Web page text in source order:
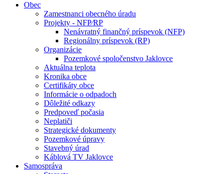
Obec
Zamestnanci obecného úradu
Projekty - NFP⁄RP
Nenávratný finančný príspevok (NFP)
Regionálny príspevok (RP)
Organizácie
Pozemkové spoločenstvo Jaklovce
Aktuálna teplota
Kronika obce
Certifikáty obce
Informácie o odpadoch
Dôležité odkazy
Predpoveď počasia
Neplatiči
Strategické dokumenty
Pozemkové úpravy
Stavebný úrad
Káblová TV Jaklovce
Samospráva